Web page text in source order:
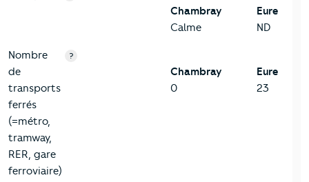
Chambray
Calme
Eure
ND
Nombre
de
transports
ferrés
(=métro,
tramway,
RER, gare
ferroviaire)
?
Chambray
0
Eure
23